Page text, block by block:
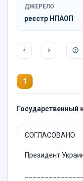
ДЖЕРЕЛО
реєстр НПАОП
1
Государственный
СОГЛАСОВАНО
Президент